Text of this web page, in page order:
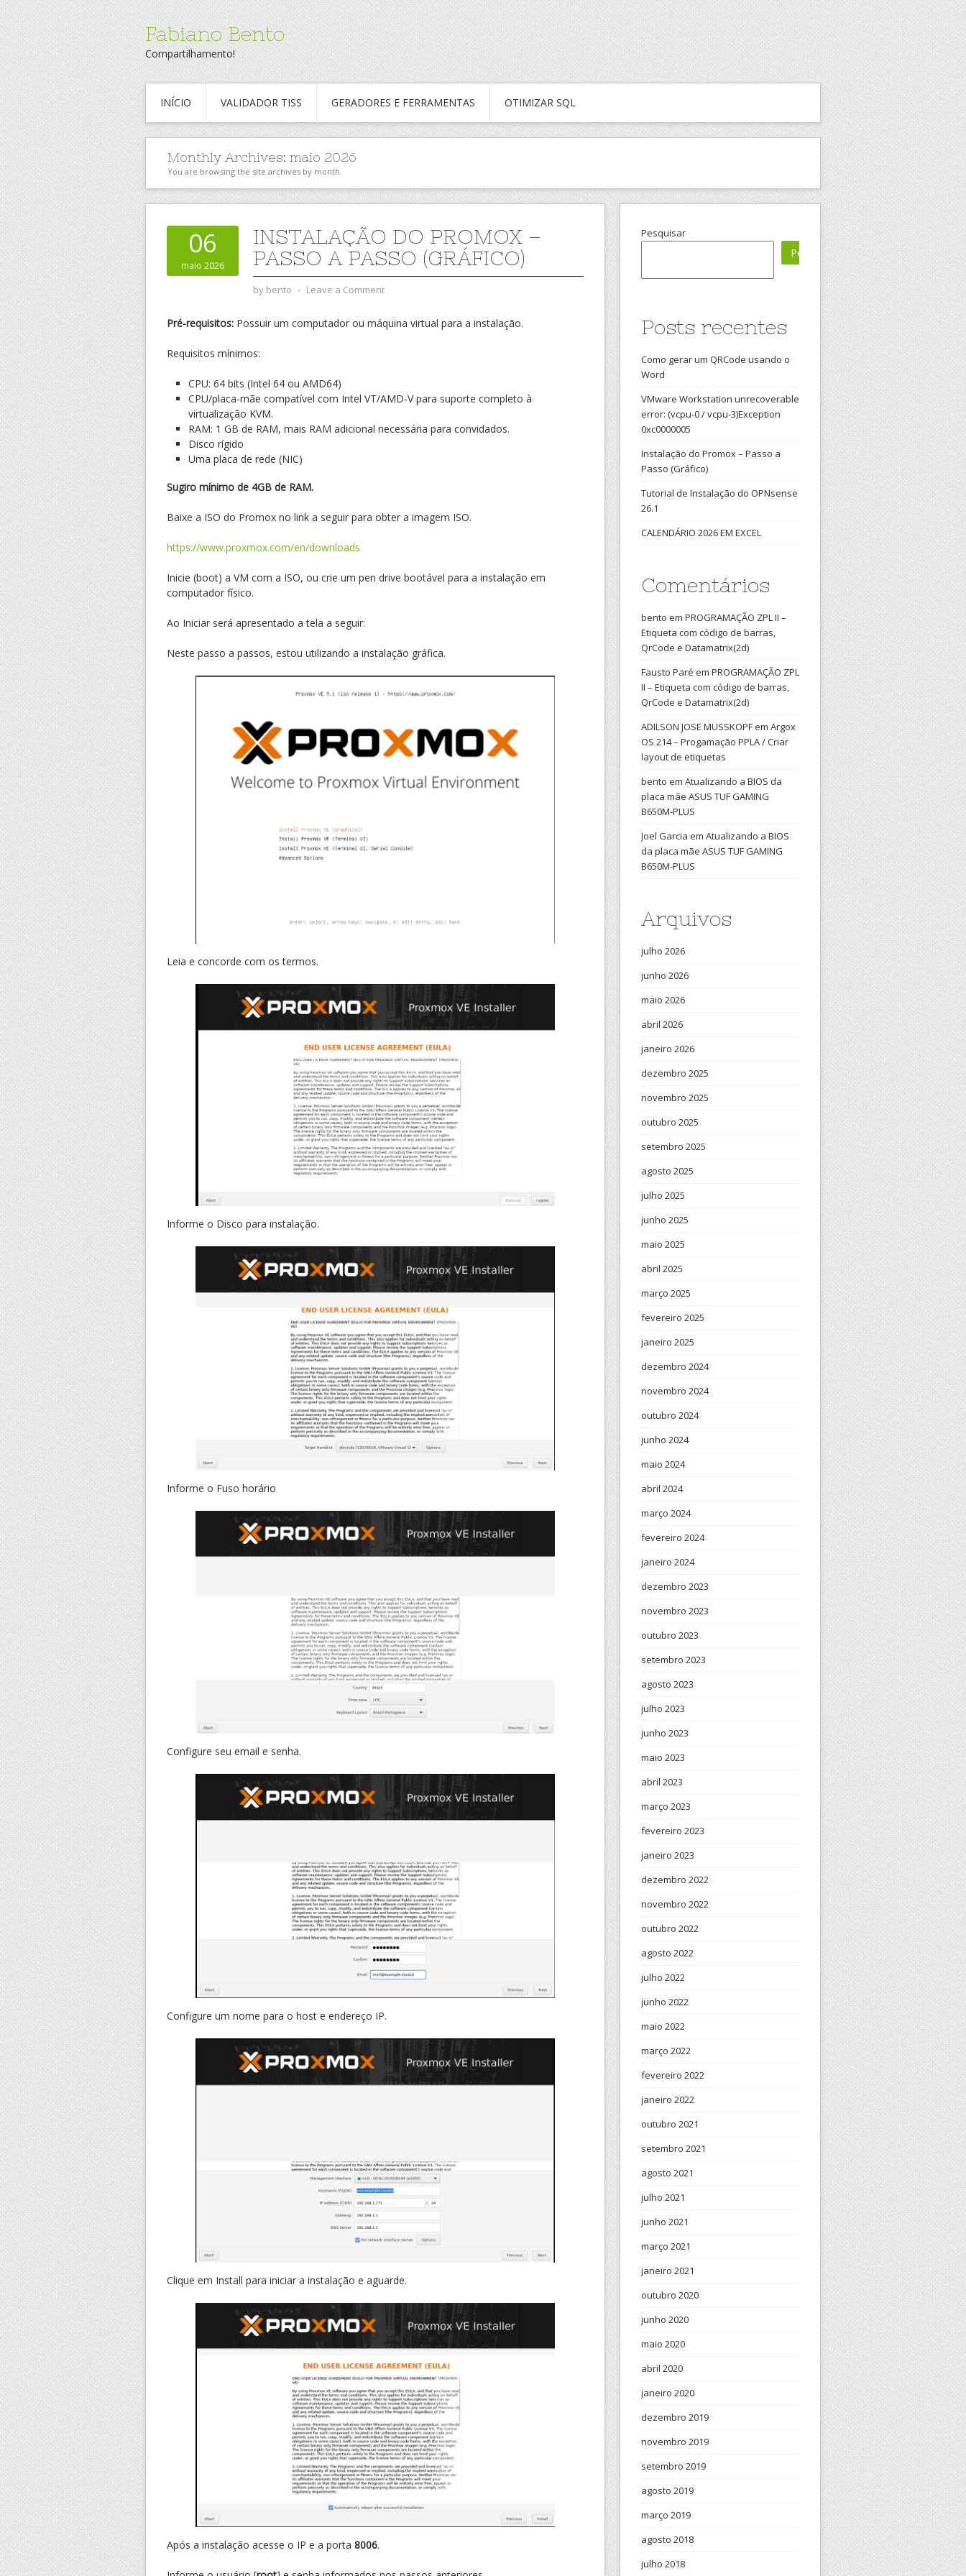
Fabiano Bento
Compartilhamento!
INÍCIO VALIDADOR TISS GERADORES E FERRAMENTAS OTIMIZAR SQL
Monthly Archives: maio 2026
You are browsing the site archives by month.
06
maio 2026
INSTALAÇÃO DO PROMOX –
PASSO A PASSO (GRÁFICO)
by bento ⋅ Leave a Comment
Pré-requisitos: Possuir um computador ou máquina virtual para a instalação.
Requisitos mínimos:
CPU: 64 bits (Intel 64 ou AMD64)
CPU/placa-mãe compatível com Intel VT/AMD-V para suporte completo à
virtualização KVM.
RAM: 1 GB de RAM, mais RAM adicional necessária para convidados.
Disco rígido
Uma placa de rede (NIC)
Sugiro mínimo de 4GB de RAM.
Baixe a ISO do Promox no link a seguir para obter a imagem ISO.
https://www.proxmox.com/en/downloads
Inicie (boot) a VM com a ISO, ou crie um pen drive bootável para a instalação em
computador físico.
Ao Iniciar será apresentado a tela a seguir:
Neste passo a passos, estou utilizando a instalação gráfica.
Leia e concorde com os termos.
Informe o Disco para instalação.
Informe o Fuso horário
Configure seu email e senha.
Configure um nome para o host e endereço IP.
Clique em Install para iniciar a instalação e aguarde.
Após a instalação acesse o IP e a porta 8006.
Pesquisar
Pesquisar
Posts recentes
Como gerar um QRCode usando o
Word
VMware Workstation unrecoverable
error: (vcpu-0 / vcpu-3)Exception
0xc0000005
Instalação do Promox – Passo a
Passo (Gráfico)
Tutorial de Instalação do OPNsense
26.1
CALENDÁRIO 2026 EM EXCEL
Comentários
bento em PROGRAMAÇÃO ZPL II –
Etiqueta com código de barras,
QrCode e Datamatrix(2d)
Fausto Paré em PROGRAMAÇÃO ZPL
II – Etiqueta com código de barras,
QrCode e Datamatrix(2d)
ADILSON JOSE MUSSKOPFem Argox
OS 214 – Progamação PPLA / Criar
layout de etiquetas
bento em Atualizando a BIOS da
placa mãe ASUS TUF GAMING
B650M-PLUS
Joel Garcia em Atualizando a BIOS
da placa mãe ASUS TUF GAMING
B650M-PLUS
Arquivos
julho 2026
junho 2026
maio 2026
abril 2026
janeiro 2026
dezembro 2025
novembro 2025
outubro 2025
setembro 2025
agosto 2025
julho 2025
junho 2025
maio 2025
abril 2025
março 2025
fevereiro 2025
janeiro 2025
dezembro 2024
novembro 2024
outubro 2024
junho 2024
maio 2024
abril 2024
março 2024
fevereiro 2024
janeiro 2024
dezembro 2023
novembro 2023
outubro 2023
setembro 2023
agosto 2023
julho 2023
junho 2023
maio 2023
abril 2023
março 2023
fevereiro 2023
janeiro 2023
dezembro 2022
novembro 2022
outubro 2022
agosto 2022
julho 2022
junho 2022
maio 2022
março 2022
fevereiro 2022
janeiro 2022
outubro 2021
setembro 2021
agosto 2021
julho 2021
junho 2021
março 2021
janeiro 2021
outubro 2020
junho 2020
maio 2020
abril 2020
janeiro 2020
dezembro 2019
novembro 2019
setembro 2019
agosto 2019
março 2019
agosto 2018
julho 2018